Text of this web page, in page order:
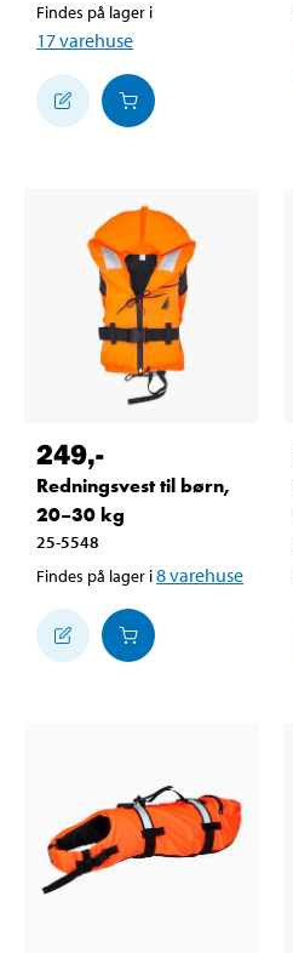
Findes på lager i
17varehuse
249,-
Redningsvest til børn,
20–30 kg
25-5548
Findes på lager i8varehuse